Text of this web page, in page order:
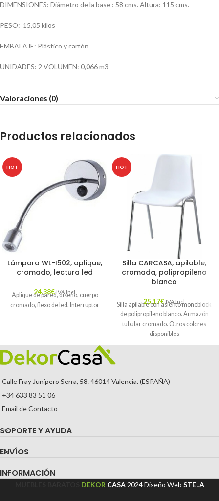
DIMENSIONES: Diámetro de la base : 58 cms. Altura: 115 cms.
PESO: 15,05 kilos
EMBALAJE: Plástico y cartón.
UNIDADES: 2 VOLUMEN: 0,066 m3
Valoraciones (0)
Productos relacionados
HOT
Lámpara WL-I502, aplique,
cromado, lectura led
24,38€ IVA Incl.
Aplique de pared, diseño, cuerpo
cromado, flexo de led. Interruptor
HOT
Silla CARCASA, apilable,
cromada, polipropileno
blanco
25,17€ IVA Incl.
Silla apilable con asiento monoblock
de polipropileno blanco. Armazón
tubular cromado. Otros colores
disponibles
Calle Fray Junípero Serra, 58. 46014 Valencia. (ESPAÑA)
+34 633 83 51 06
Email de Contacto
SOPORTE Y AYUDA
ENVÍOS
INFORMACIÓN
DEKOR CASA 2024Diseño Web STELA